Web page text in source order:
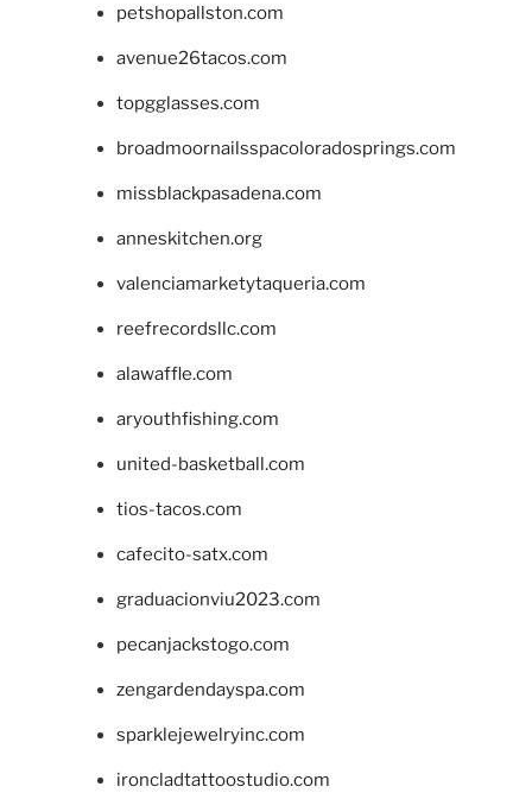
petshopallston.com
avenue26tacos.com
topgglasses.com
broadmoornailsspacoloradosprings.com
missblackpasadena.com
anneskitchen.org
valenciamarketytaqueria.com
reefrecordsllc.com
alawaffle.com
aryouthfishing.com
united-basketball.com
tios-tacos.com
cafecito-satx.com
graduacionviu2023.com
pecanjackstogo.com
zengardendayspa.com
sparklejewelryinc.com
ironcladtattoostudio.com